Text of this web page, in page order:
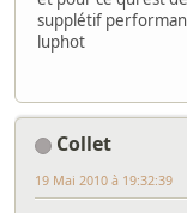
supplétif
luphot
Collet
19 Mai 2010 à 19:32:39